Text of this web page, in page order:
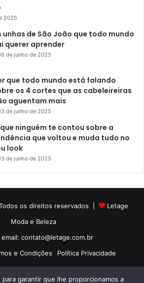
2025
unhas de São João que todo mundo
querer aprender
de junho de 2025
que todo mundo está falando
os 4 cortes que as cabeleireiras
aguentam mais
de junho de 2025
ninguém te contou sobre a
que voltou e muda tudo no
look
de junho de 2025
os direitos reservados |
Letage
Moda e Beleza
email: contato@letage.com.br
e Condições Política Privacidade
FacebookPinterestInstagram
para garantir que lhe proporcionamos a